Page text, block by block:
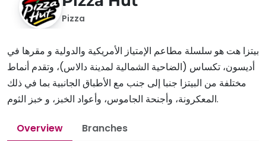
Pizza
بيتزا هت هو سلسلة مطاعم الإمتياز الأمريكية والدولية و مقرها في
أديسون، تكساس (الضاحية الشمالية لمدينة دالاس)، وتقدم أنماط
مختلفة من البيتزا جنبا إلى جنب مع الأطباق الجانبية بما في ذلك
المعكرونة، وأجنحة الجاموس، وأعواد الخبز، و خبز الثوم.
Overview Branches